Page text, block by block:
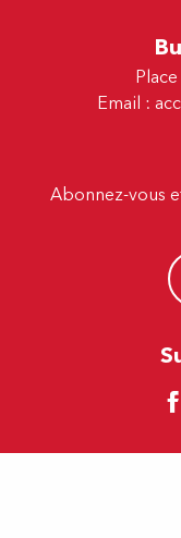
Email :
Abonnez-vous